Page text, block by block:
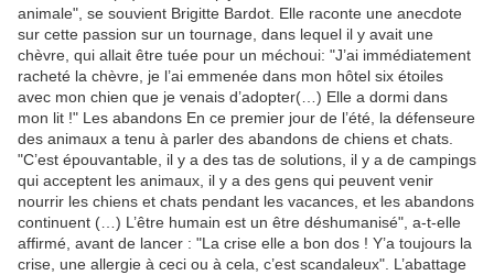
animale", se souvient Brigitte Bardot. Elle raconte une anecdote
sur cette passion sur un tournage, dans lequel il y avait une
chèvre, qui allait être tuée pour un méchoui: "J’ai immédiatement
racheté la chèvre, je l’ai emmenée dans mon hôtel six étoiles
avec mon chien que je venais d’adopter(…) Elle a dormi dans
mon lit !" Les abandons En ce premier jour de l’été, la défenseure
des animaux a tenu à parler des abandons de chiens et chats.
"C’est épouvantable, il y a des tas de solutions, il y a de campings
qui acceptent les animaux, il y a des gens qui peuvent venir
nourrir les chiens et chats pendant les vacances, et les abandons
continuent (…) L’être humain est un être déshumanisé", a-t-elle
affirmé, avant de lancer : "La crise elle a bon dos ! Y’a toujours la
crise, une allergie à ceci ou à cela, c’est scandaleux". L’abattage